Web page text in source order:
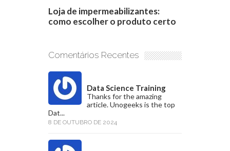
Loja de impermeabilizantes:
como escolher o produto certo
Comentários Recentes
Data Science Training
Thanks for the amazing
article. Unogeeks is the top
Dat...
8 DE OUTUBRO DE 2024